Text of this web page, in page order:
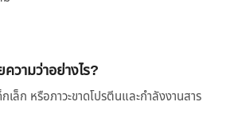
วามว่าอย่างไร?
เล็ก หรือภาวะขาดโปรตีนและกำลังงานสาร